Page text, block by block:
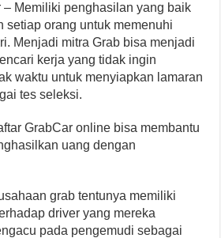
– Memiliki penghasilan yang baik
setiap orang untuk memenuhi
Menjadi mitra Grab bisa menjadi
kerja yang tidak ingin
waktu untuk menyiapkan lamaran
tes seleksi.
GrabCar online bisa membantu
uang dengan
grab tentunya memiliki
driver yang mereka
pada pengemudi sebagai